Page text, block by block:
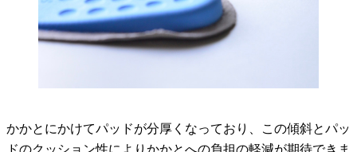
かかとにかけてパッドが分厚くなっており、この傾斜とパッ
ドのクッション性によりかかとへの負担の軽減が期待できま